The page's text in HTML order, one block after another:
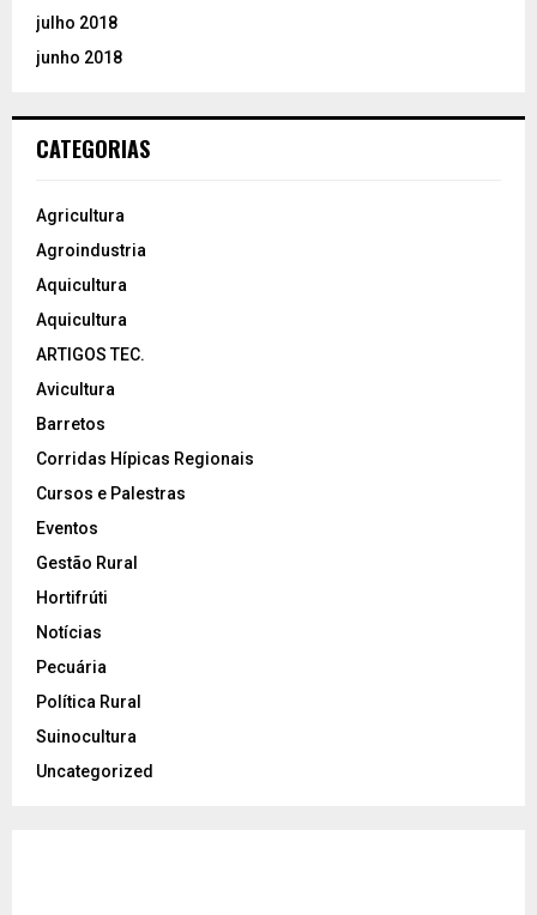
julho 2018
junho 2018
CATEGORIAS
Agricultura
Agroindustria
Aquicultura
Aquicultura
ARTIGOS TEC.
Avicultura
Barretos
Corridas Hípicas Regionais
Cursos e Palestras
Eventos
Gestão Rural
Hortifrúti
Notícias
Pecuária
Política Rural
Suinocultura
Uncategorized